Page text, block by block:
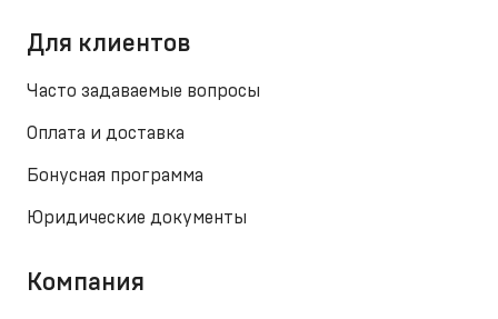
Для клиентов
Часто задаваемые вопросы
Оплата и доставка
Бонусная программа
Юридические документы
Компания